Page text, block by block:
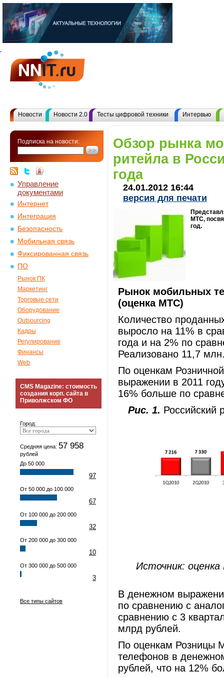
Новости Новости 2.0 Тесты цифровой техники Интервью
Подписка на новости:
Управление
документами
Интернет
Интеграция
Безопасность
Мобильная связь
Фиксированная связь
ПО
Рынок ПК
Маркетинг
Торговые сети
Оборудование
Outsourcing
Кадры
Регулирование
Финансы
Web
CMS Magazine: стоимость
создания корп. сайта в
Приволжском ФО
Город:
Средняя цена: 57 958
рублей
До 50 000
97
От 50 000 до 100 000
67
От 100 000 до 200 000
32
От 200 000 до 300 000
10
От 300 000 до 500 000
3
Все типы сайтов
Обзор рынка
ритейла в
года
24.01.2012 16:44
версия для печати
МТС,
год.
Рынок мобильных
(оценка МТС)
Количество
выросло на 11% в
года и на 2% по
Реализовано 11,7
По оценкам
выражении в 2011
16% больше по
Рис. 1. Российский
Источник:
В денежном
по сравнению с
сравнению с 3
млрд рублей.
По оценкам Розницы
телефонов в
рублей, что на 12%